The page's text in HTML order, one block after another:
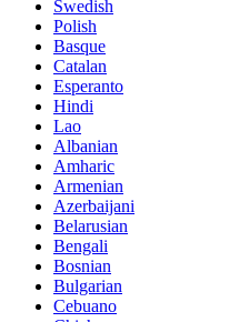
Swedish
Polish
Basque
Catalan
Esperanto
Hindi
Lao
Albanian
Amharic
Armenian
Azerbaijani
Belarusian
Bengali
Bosnian
Bulgarian
Cebuano